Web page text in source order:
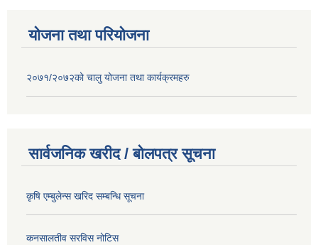
योजना तथा परियोजना
२०७१/२०७२को चालु योजना तथा कार्यक्रमहरु
सार्वजनिक खरीद / बोलपत्र सूचना
कृषि एम्बुलेन्स खरिद सम्बन्धि सूचना
कनसालतीव सरविस नोटिस